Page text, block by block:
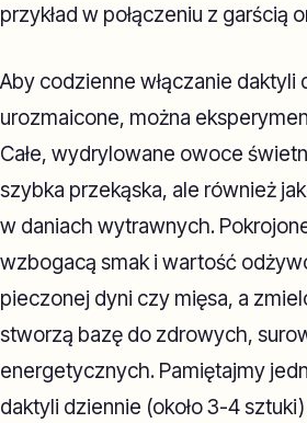
przykład w połączeniu z garścią
Aby codzienne włączanie daktyli
urozmaicone, można
Całe, wydrylowane owoce
szybka przekąska, ale również
w daniach wytrawnych.
wzbogacą smak i wartość
pieczonej dyni czy mięsa, a
stworzą bazę do zdrowych,
energetycznych. Pamiętajmy
daktyli dziennie (około 3-4